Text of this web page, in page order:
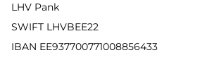
LHV Pank
SWIFT LHVBEE22
IBAN EE937700771008856433